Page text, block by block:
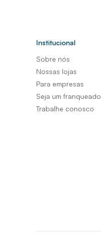
Institucional
Sobre nós
Nossas lojas
Para empresas
Seja um franqueado
Trabalhe conosco